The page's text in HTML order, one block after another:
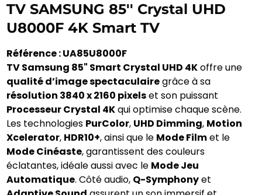
TV SAMSUNG 85'' Crystal UHD
U8000F 4K Smart TV
Référence : UA85U8000F
TV Samsung 85" Smart Crystal UHD 4Koffre une
qualité d’image spectaculairegrâce à sa
résolution 3840 x 2160 pixelset son puissant
Processeur Crystal 4Kqui optimise chaque scène.
Les technologies PurColor, UHD Dimming, Motion
Xcelerator, HDR10+, ainsi que le Mode Filmet le
Mode Cinéaste, garantissent des couleurs
éclatantes, idéale aussi avec le Mode Jeu
Automatique. Côté audio, Q-Symphonyet